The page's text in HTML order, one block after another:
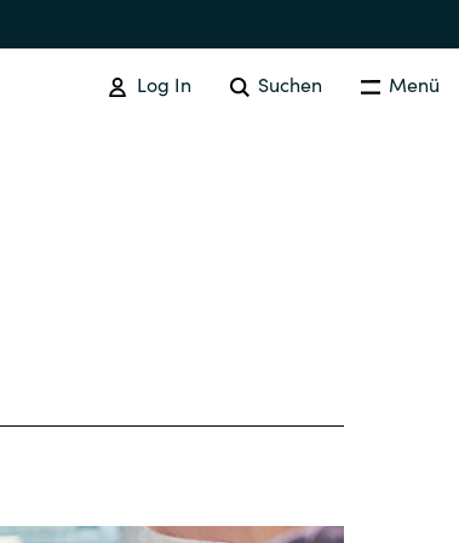
Log In Suchen Menü